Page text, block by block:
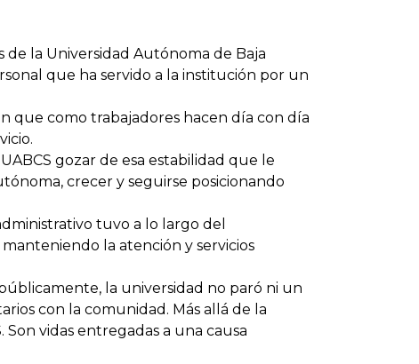
de la Universidad Autónoma de Baja
que ha servido a la institución por un
que como trabajadores hacen día con día
gozar de esa estabilidad que le
crecer y seguirse posicionando
tuvo a lo largo del
la atención y servicios
la universidad no paró ni un
con la comunidad. Más allá de la
vidas entregadas a una causa